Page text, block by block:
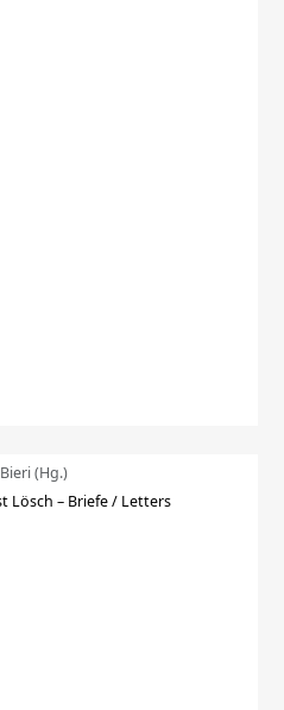
(Hg.)
Lösch – Briefe / Letters